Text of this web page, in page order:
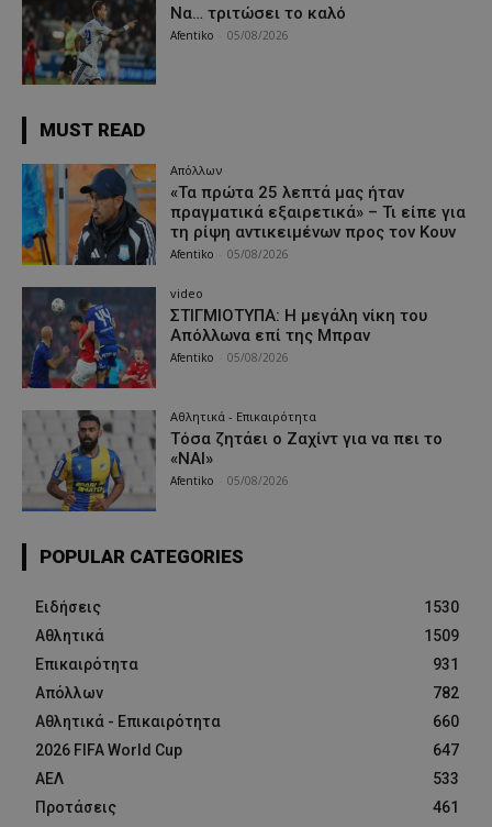
Να… τριτώσει το καλό
Afentiko 05/08/2026
MUST READ
Απόλλων
«Τα πρώτα 25 λεπτά μας ήταν
πραγματικά εξαιρετικά» – Τι είπε για
τη ρίψη αντικειμένων προς τον Κουν
Afentiko 05/08/2026
video
ΣΤΙΓΜΙΟΤΥΠΑ: Η μεγάλη νίκη του
Απόλλωνα επί της Μπραν
Afentiko 05/08/2026
Αθλητικά - Επικαιρότητα
Τόσα ζητάει ο Ζαχίντ για να πει το
«ΝΑΙ»
Afentiko 05/08/2026
POPULAR CATEGORIES
Ειδήσεις
1530
Αθλητικά
1509
Επικαιρότητα
931
Απόλλων
782
Αθλητικά - Επικαιρότητα
660
2026 FIFA World Cup
647
ΑΕΛ
533
Προτάσεις
461